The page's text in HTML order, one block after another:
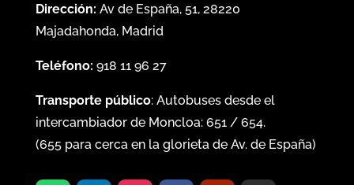
Dirección: Av de España, 51, 28220
Majadahonda, Madrid
Teléfono: 918 11 96 27
Transporte público: Autobuses desde el
intercambiador de Moncloa: 651/ 654.
(655para cerca en la glorieta de Av. de España)